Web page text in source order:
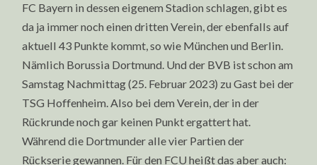
FC Bayern in dessen eigenem Stadion schlagen, gibt es
da ja immer noch einen dritten Verein, der ebenfalls auf
aktuell 43 Punkte kommt, so wie München und Berlin.
Nämlich Borussia Dortmund. Und der BVB ist schon am
Samstag Nachmittag (25. Februar 2023) zu Gast bei der
TSG Hoffenheim. Also bei dem Verein, der in der
Rückrunde noch gar keinen Punkt ergattert hat.
Während die Dortmunder alle vier Partien der
Rückserie gewannen. Für den FCU heißt das aber auch: